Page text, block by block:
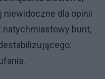
dla opinii
bunt,